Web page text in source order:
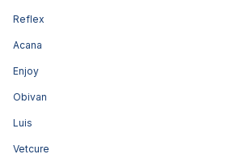
Reflex
Acana
Enjoy
Obivan
Luis
Vetcure